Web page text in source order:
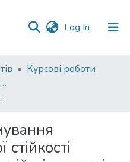
Log In (current)
Курсові роботи
Факультет соціальних наук і соціальних технологій
діяльності